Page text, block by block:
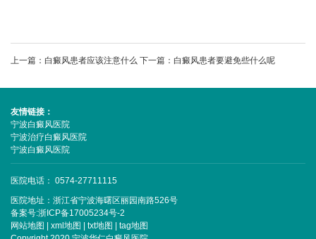
上一篇： 白癜风患者应该注意什么 下一篇： 白癜风患者要避免些什么呢
友情链接：
宁波白癜风医院
宁波治疗白癜风医院
宁波白癜风医院
医院电话： 0574-27711115
医院地址：浙江省宁波海曙区丽园南路526号
备案号:浙ICP备17005234号-2
网站地图
xml地图 txt地图
tag地图